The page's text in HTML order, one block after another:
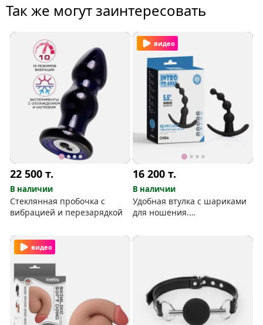
Так же могут заинтересовать
22 500т.
В наличии
Стеклянная пробочка с
вибрацией и перезарядкой
видео
16 200т.
В наличии
Удобная втулка с шариками
для ношения.
режимов, силикон
видео